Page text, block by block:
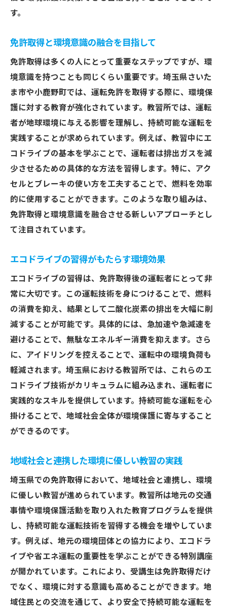
さいたま市の交通事情と環境問題
ントの削減
地域交通の効率化による環境貢献
市民の環境意識向上を目指す教育プログラ
ム
教習所選びで始まる持続可能な免許取得の第一
歩
エコ教習所の選び方とその利点
環境に優しい教習所が提供する特別カリキ
ュラム
持続可能な都市交通に貢献する教習所
免許取得と環境保護を実現するための具体的ア
プローチ
効率的な免許取得のための環境保護プラン
環境に優しい運転技術の習得方法
地域社会と連携した持続可能な免許取得
エコドライブ教育の実践方法
教官による環境意識向上のためのガイドラ
イン
経験豊富な教官による環境に優しい免許取得プ
環境保護に配慮した免許取得のステップ
実践的なエコドライブ指導法
教官と学ぶ持続可能な交通習慣
免許取得後の環境保護活動への参加
地域の自然を守るための運転教育
埼玉での免許取得が環境保護に貢献する理由
す。
免許取得と環境意識の融合を目指して
免許取得は多くの人にとって重要なステップですが、環
境意識を持つことも同じくらい重要です。埼玉県さいた
ま市や小鹿野町では、運転免許を取得する際に、環境保
護に対する教育が強化されています。教習所では、運転
者が地球環境に与える影響を理解し、持続可能な運転を
実践することが求められています。例えば、教習中にエ
コドライブの基本を学ぶことで、運転者は排出ガスを減
少させるための具体的な方法を習得します。特に、アク
セルとブレーキの使い方を工夫することで、燃料を効率
的に使用することができます。このような取り組みは、
免許取得と環境意識を融合させる新しいアプローチとし
て注目されています。
エコドライブの習得がもたらす環境効果
エコドライブの習得は、免許取得後の運転者にとって非
常に大切です。この運転技術を身につけることで、燃料
の消費を抑え、結果として二酸化炭素の排出を大幅に削
減することが可能です。具体的には、急加速や急減速を
避けることで、無駄なエネルギー消費を抑えます。さら
に、アイドリングを控えることで、運転中の環境負荷も
軽減されます。埼玉県における教習所では、これらのエ
コドライブ技術がカリキュラムに組み込まれ、運転者に
実践的なスキルを提供しています。持続可能な運転を心
掛けることで、地域社会全体が環境保護に寄与すること
ができるのです。
地域社会と連携した環境に優しい教習の実践
埼玉県での免許取得において、地域社会と連携し、環境
に優しい教習が進められています。教習所は地元の交通
事情や環境保護活動を取り入れた教育プログラムを提供
し、持続可能な運転技術を習得する機会を増やしていま
す。例えば、地元の環境団体との協力により、エコドラ
イブや省エネ運転の重要性を学ぶことができる特別講座
が開かれています。これにより、受講生は免許取得だけ
でなく、環境に対する意識も高めることができます。地
域住民との交流を通じて、より安全で持続可能な運転を